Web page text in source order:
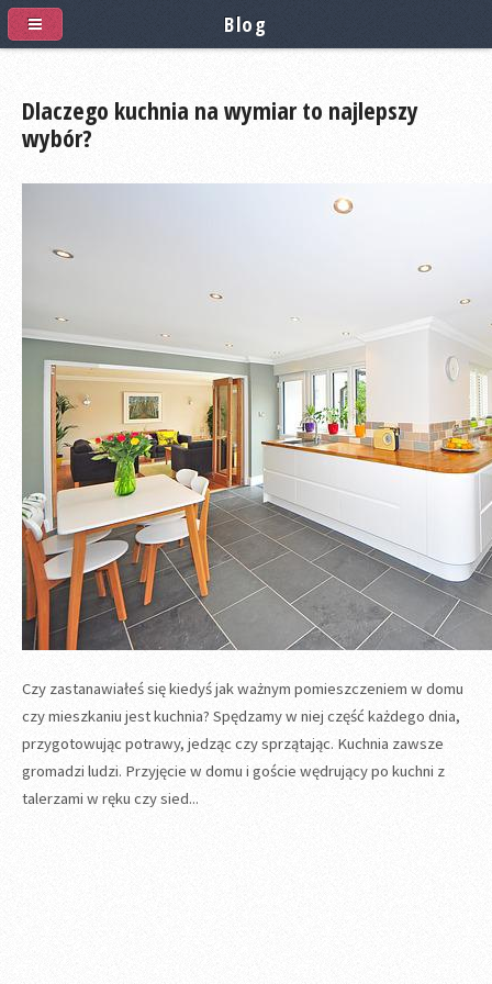
Dlaczego kuchnia na wymiar to najlepszy
wybór?
Czy zastanawiałeś się kiedyś jak ważnym pomieszczeniem w domu
czy mieszkaniu jest kuchnia? Spędzamy w niej część każdego dnia,
przygotowując potrawy, jedząc czy sprzątając. Kuchnia zawsze
gromadzi ludzi. Przyjęcie w domu i goście wędrujący po kuchni z
talerzami w ręku czy sied...
Blog